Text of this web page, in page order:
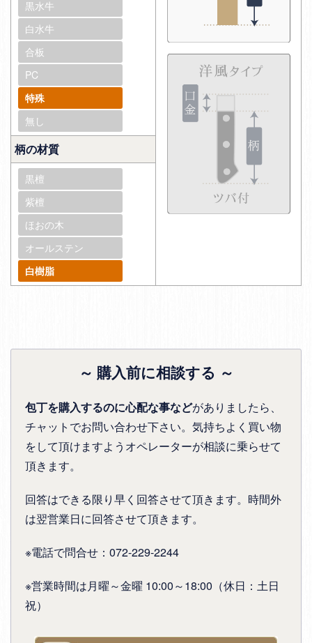
黒水牛
白水牛
合板
PC
特殊
無し
柄の材質
黒檀
紫檀
ほおの木
オールステン
白樹脂
～ 購入前に相談する ～
包丁を購入するのに心配な事などがありましたら、
チャットでお問い合わせ下さい。気持ちよく買い物
をして頂けますようオペレーターが相談に乗らせて
頂きます。
回答はできる限り早く回答させて頂きます。時間外
は翌営業日に回答させて頂きます。
※電話で問合せ：072-229-2244
※営業時間は月曜～金曜 10:00～18:00（休日：土日
祝）